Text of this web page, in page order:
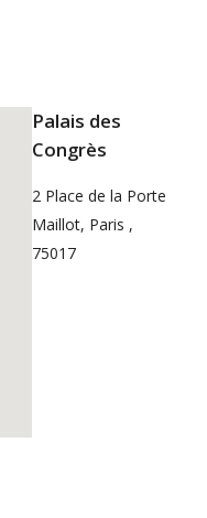
Palais des
Congrès
2 Place de la Porte
Maillot, Paris ,
75017